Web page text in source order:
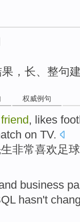
，长、整句
权威例句
friend , likes
on TV.
非常喜欢足球
business
hasn't